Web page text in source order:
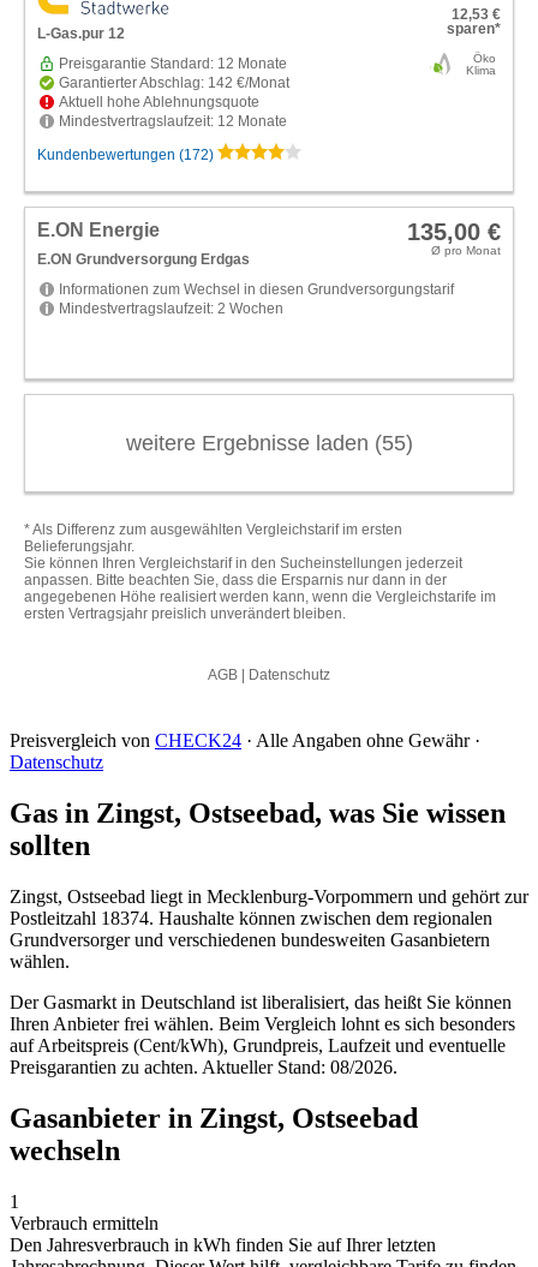
Preisvergleich von CHECK24 · Alle Angaben ohne Gewähr ·
Datenschutz
Gas in Zingst, Ostseebad, was Sie wissen
sollten
Zingst, Ostseebad liegt in Mecklenburg-Vorpommern und gehört zur
Postleitzahl 18374. Haushalte können zwischen dem regionalen
Grundversorger und verschiedenen bundesweiten Gasanbietern
wählen.
Der Gasmarkt in Deutschland ist liberalisiert, das heißt Sie können
Ihren Anbieter frei wählen. Beim Vergleich lohnt es sich besonders
auf Arbeitspreis (Cent/kWh), Grundpreis, Laufzeit und eventuelle
Preisgarantien zu achten. Aktueller Stand: 08/2026.
Gasanbieter in Zingst, Ostseebad
wechseln
1
Verbrauch ermitteln
Den Jahresverbrauch in kWh finden Sie auf Ihrer letzten